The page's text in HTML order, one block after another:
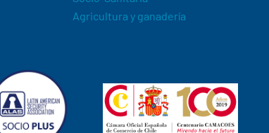
Agricultura y ganadería